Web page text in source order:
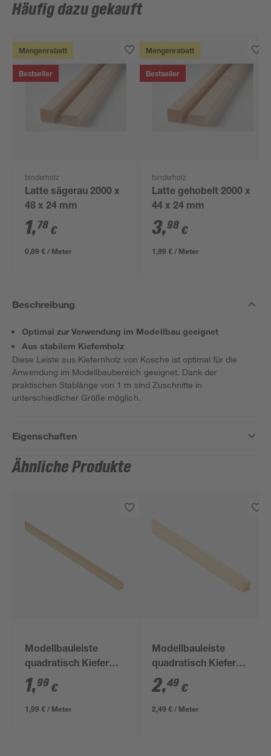
Häufig dazu gekauft
Mengenrabatt
Bestseller
binderholz
Latte sägerau 2000 x
48 x 24 mm
1,78 €
0,89 € / Meter
Mengenrabatt
Bestseller
binderholz
Latte gehobelt 2000 x
44 x 24 mm
3,98 €
1,99 € / Meter
Beschreibung
Optimal zur Verwendung im Modellbau geeignet
Aus stabilem Kiefernholz
Diese Leiste aus Kiefernholz von Kosche ist optimal für die
Anwendung im Modellbaubereich geeignet. Dank der
praktischen Stablänge von 1 m sind Zuschnitte in
unterschiedlicher Größe möglich.
Eigenschaften
Ähnliche Produkte
Modellbauleiste
quadratisch Kiefer
100 x 0,9 x 0,9 cm
1,99 €
1,99 € / Meter
Modellbauleiste
quadratisch Kiefer
100 x 1,2 x 1,2 cm
2,49 €
2,49 € / Meter